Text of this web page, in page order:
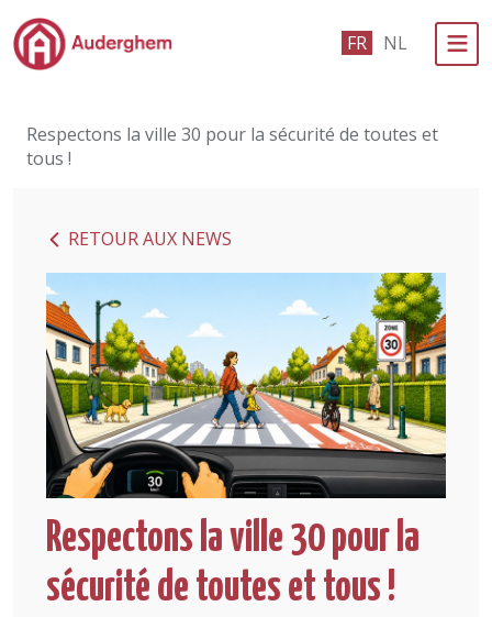
Passer au contenu principal FR NL
Événements et vie associative
Vivre à Auderghem
En 1 clic
Respectons la ville 30 pour la sécurité de toutes et
tous !
RETOUR AUX NEWS
Respectons la ville 30 pour la
sécurité de toutes et tous !